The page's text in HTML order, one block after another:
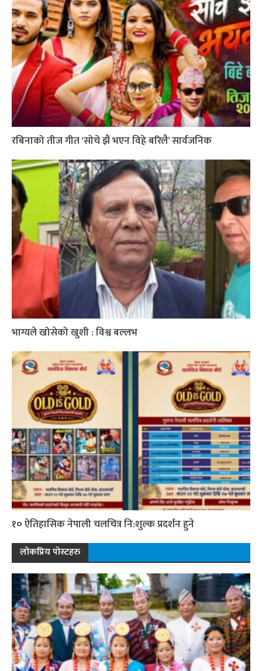
रबिनाको तीज गीत ‘सोचे झैं भएन विहे बरिलै’ सार्वजनिक
भाग्यले खोसेको खुशी : विश्व बल्लभ
१० ऐतिहासिक नेपाली चलचित्र नि:शुल्क प्रदर्शन हुने
लोकप्रिय पोस्टहरु